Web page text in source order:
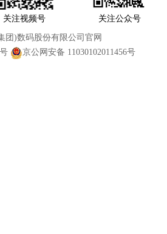
关注视频号 关注公众号
团)数码股份有限公司官网
京公网安备 11030102011456号